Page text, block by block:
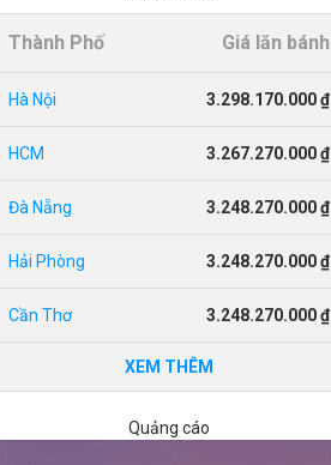
Thành Phố Giá lăn bánh
Hà Nội 3.298.170.000 ₫
HCM 3.267.270.000 ₫
Đà Nẵng 3.248.270.000 ₫
Hải Phòng 3.248.270.000 ₫
Cần Thơ 3.248.270.000 ₫
XEM THÊM
Quảng cáo